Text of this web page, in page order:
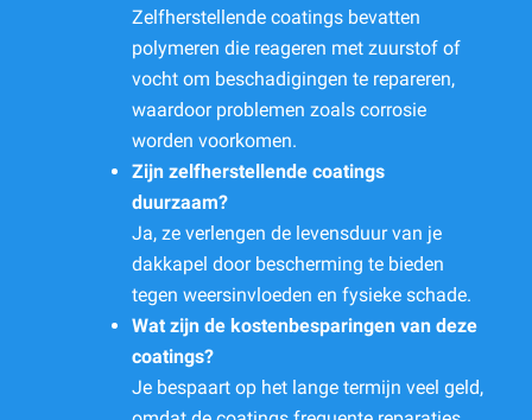
Zelfherstellende coatings bevatten
polymeren die reageren met zuurstof of
vocht om beschadigingen te repareren,
waardoor problemen zoals corrosie
worden voorkomen.
Zijn zelfherstellende coatings
duurzaam?
Ja, ze verlengen de levensduur van je
dakkapel door bescherming te bieden
tegen weersinvloeden en fysieke schade.
Wat zijn de kostenbesparingen van deze
coatings?
Je bespaart op het lange termijn veel geld,